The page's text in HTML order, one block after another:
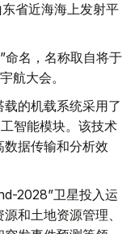
省近海海上发射平
名，名称取自将于
航大会。
的机载系统采用了
智能模块。该技术
据传输和分析效
2028”卫星投入运
和土地资源管理、